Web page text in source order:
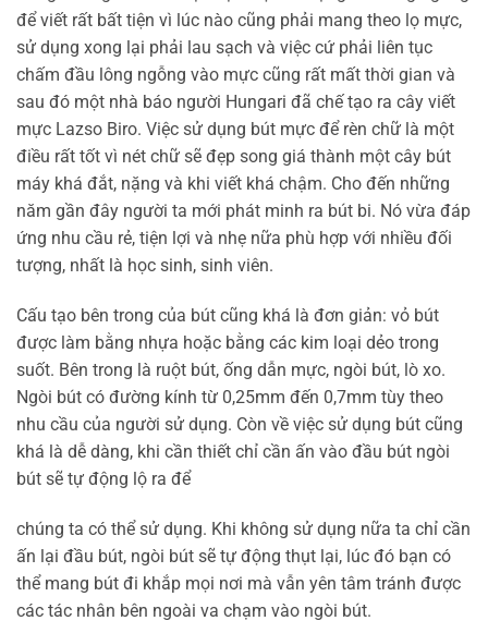
để viết rất bất tiện vì lúc nào cũng phải mang theo lọ mực,
sử dụng xong lại phải lau sạch và việc cứ phải liên tục
chấm đầu lông ngỗng vào mực cũng rất mất thời gian và
sau đó một nhà báo người Hungari đã chế tạo ra cây viết
mực Lazso Biro. Việc sử dụng bút mực để rèn chữ là một
điều rất tốt vì nét chữ sẽ đẹp song giá thành một cây bút
máy khá đắt, nặng và khi viết khá chậm. Cho đến những
năm gần đây người ta mới phát minh ra bút bi. Nó vừa đáp
ứng nhu cầu rẻ, tiện lợi và nhẹ nữa phù hợp với nhiều đối
tượng, nhất là học sinh, sinh viên.
Cấu tạo bên trong của bút cũng khá là đơn giản: vỏ bút
được làm bằng nhựa hoặc bằng các kim loại dẻo trong
suốt. Bên trong là ruột bút, ống dẫn mực, ngòi bút, lò xo.
Ngòi bút có đường kính từ 0,25mm đến 0,7mm tùy theo
nhu cầu của người sử dụng. Còn về việc sử dụng bút cũng
khá là dễ dàng, khi cần thiết chỉ cần ấn vào đầu bút ngòi
bút sẽ tự động lộ ra để
chúng ta có thể sử dụng. Khi không sử dụng nữa ta chỉ cần
ấn lại đầu bút, ngòi bút sẽ tự động thụt lại, lúc đó bạn có
thể mang bút đi khắp mọi nơi mà vẫn yên tâm tránh được
các tác nhân bên ngoài va chạm vào ngòi bút.